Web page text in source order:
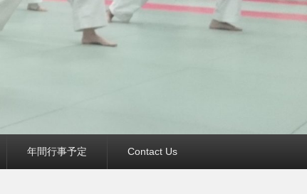
年間行事予定 Contact Us